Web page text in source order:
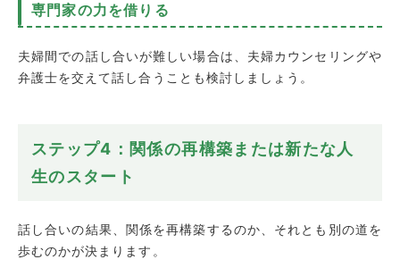
専門家の力を借りる
夫婦間での話し合いが難しい場合は、夫婦カウンセリングや
弁護士を交えて話し合うことも検討しましょう。
ステップ4：関係の再構築または新たな人
生のスタート
話し合いの結果、関係を再構築するのか、それとも別の道を
歩むのかが決まります。